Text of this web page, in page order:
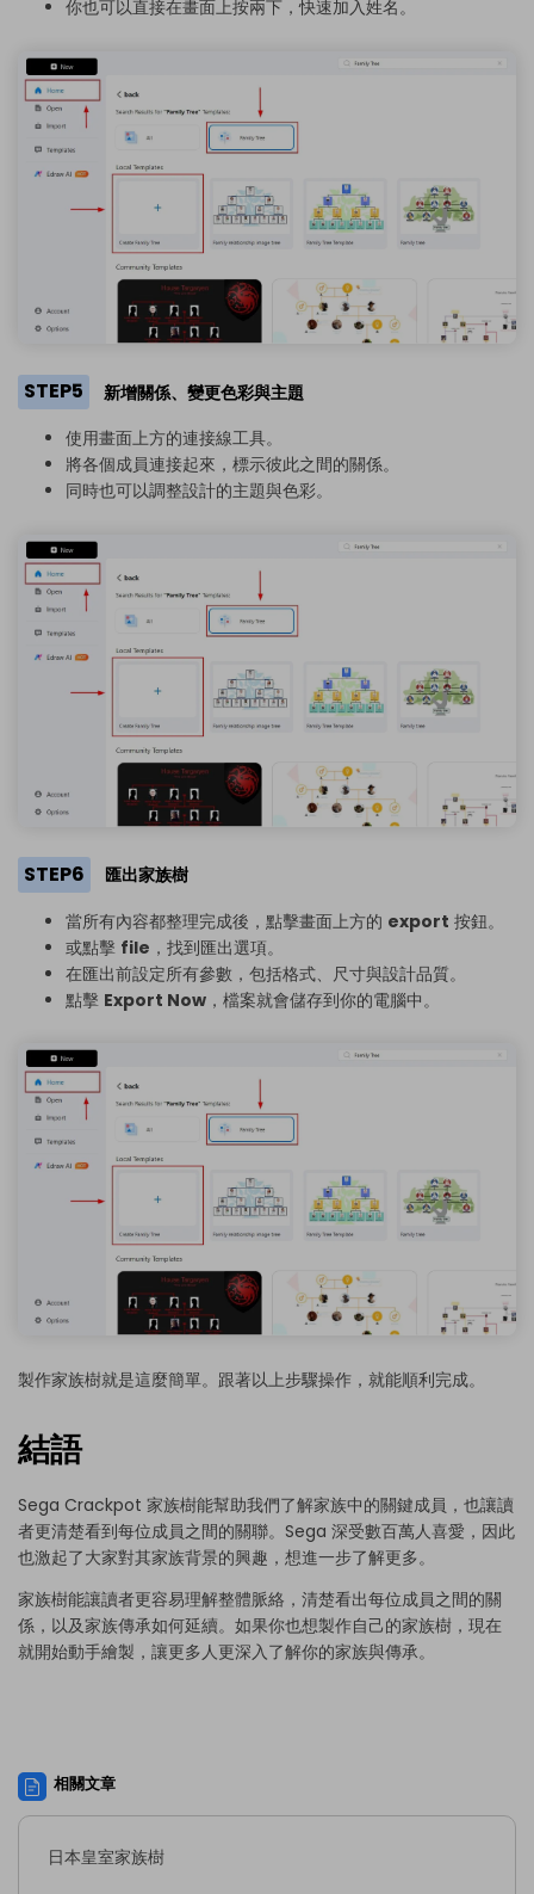
你也可以直接在畫面上按兩下，快速加入姓名。
STEP5
新增關係、變更色彩與主題
使用畫面上方的連接線工具。
將各個成員連接起來，標示彼此之間的關係。
同時也可以調整設計的主題與色彩。
STEP6
匯出家族樹
當所有內容都整理完成後，點擊畫面上方的 export 按鈕。
或點擊 file ，找到匯出選項。
在匯出前設定所有參數，包括格式、尺寸與設計品質。
點擊 Export Now ，檔案就會儲存到你的電腦中。
製作家族樹就是這麼簡單。跟著以上步驟操作，就能順利完成。
結語
Sega Crackpot 家族樹能幫助我們了解家族中的關鍵成員，也讓讀
者更清楚看到每位成員之間的關聯。Sega 深受數百萬人喜愛，因此
也激起了大家對其家族背景的興趣，想進一步了解更多。
家族樹能讓讀者更容易理解整體脈絡，清楚看出每位成員之間的關
係，以及家族傳承如何延續。如果你也想製作自己的家族樹，現在
就開始動手繪製，讓更多人更深入了解你的家族與傳承。
相關文章
日本皇室家族樹